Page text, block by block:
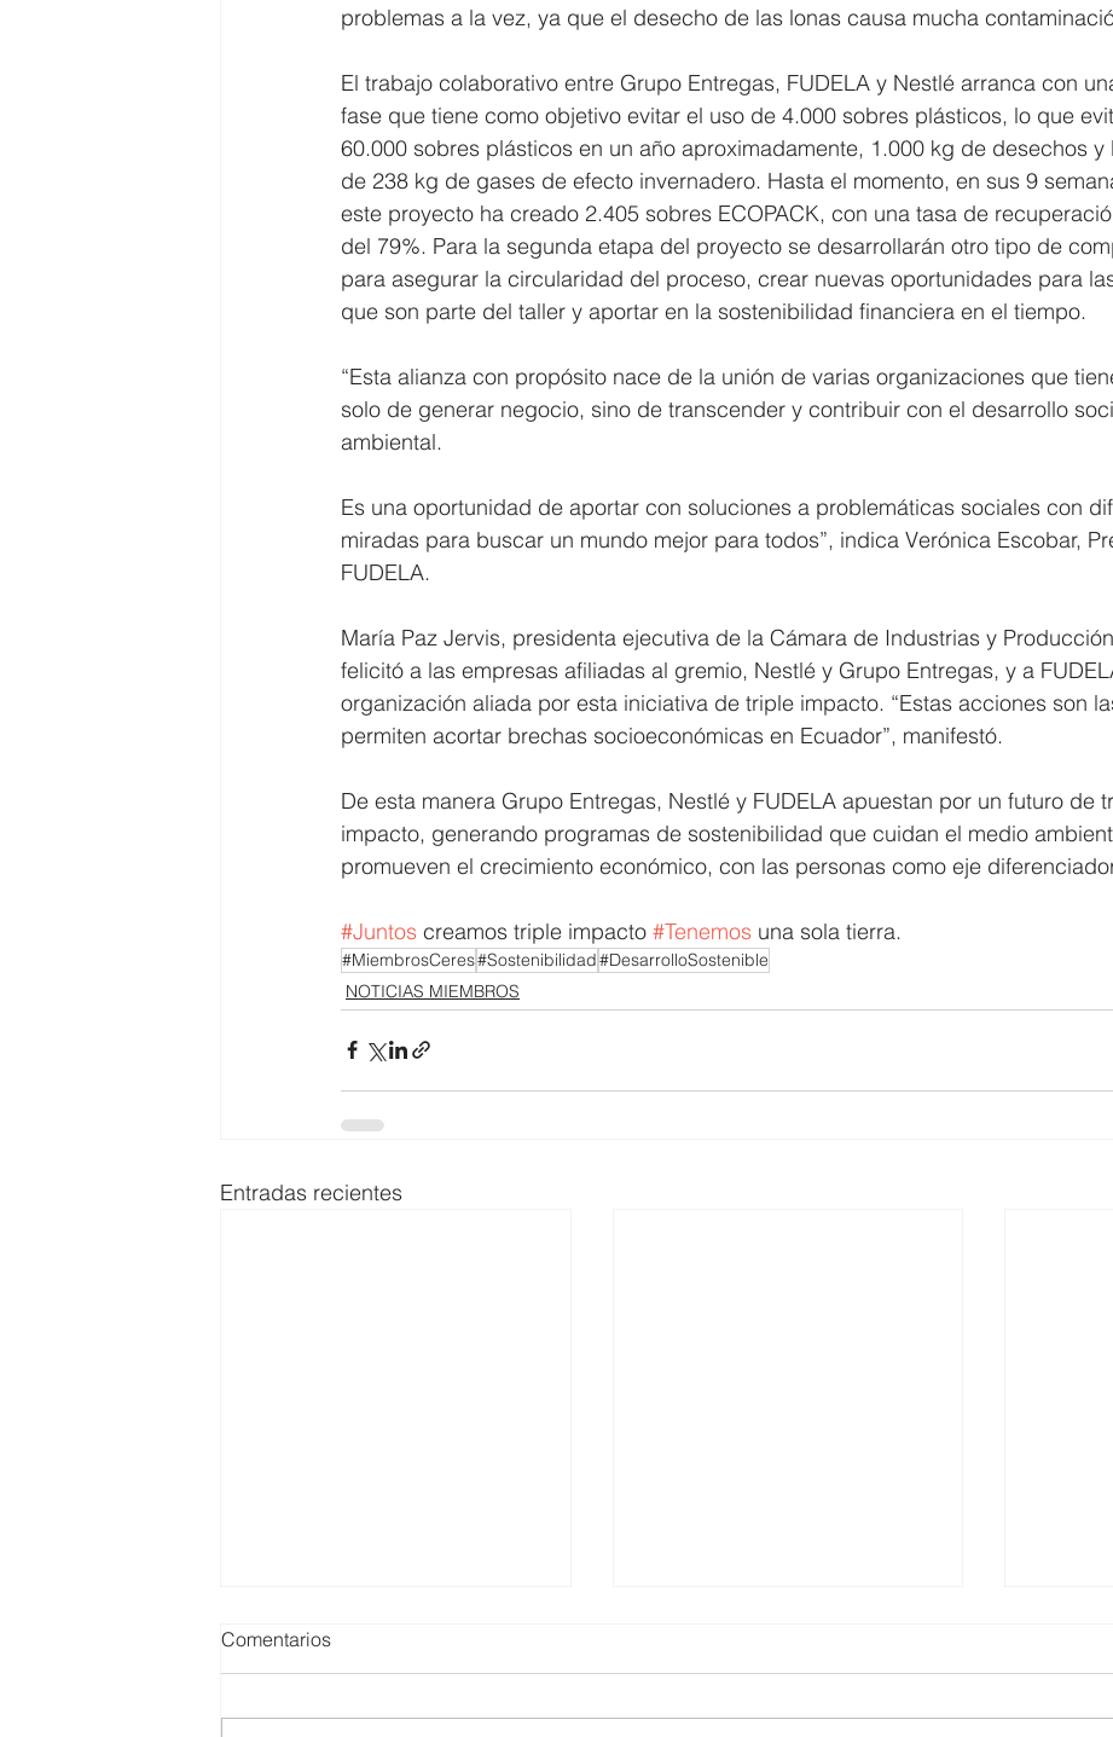
problemas a la vez, ya que el desecho de las lonas causa mucha
El trabajo colaborativo entre Grupo Entregas, FUDELA y Nestlé arranca con
fase que tiene como objetivo evitar el uso de 4.000 sobres plásticos, lo que
60.000 sobres plásticos en un año aproximadamente, 1.000 kg de desechos y
de 238 kg de gases de efecto invernadero. Hasta el momento, en sus 9
este proyecto ha creado 2.405 sobres ECOPACK, con una tasa de
del 79%. Para la segunda etapa del proyecto se desarrollarán otro tipo de
para asegurar la circularidad del proceso, crear nuevas oportunidades para
que son parte del taller y aportar en la sostenibilidad financiera en el tiempo.
“Esta alianza con propósito nace de la unión de varias organizaciones que
solo de generar negocio, sino de transcender y contribuir con el desarrollo
ambiental.
Es una oportunidad de aportar con soluciones a problemáticas sociales con
miradas para buscar un mundo mejor para todos”, indica Verónica Escobar,
FUDELA.
María Paz Jervis, presidenta ejecutiva de la Cámara de Industrias y
felicitó a las empresas afiliadas al gremio, Nestlé y Grupo Entregas, y a
organización aliada por esta iniciativa de triple impacto. “Estas acciones son
permiten acortar brechas socioeconómicas en Ecuador”, manifestó.
De esta manera Grupo Entregas, Nestlé y FUDELA apuestan por un futuro de
impacto, generando programas de sostenibilidad que cuidan el medio
promueven el crecimiento económico, con las personas como eje
#Juntos creamos triple impacto #Tenemos una sola tierra.
#MiembrosCeres#Sostenibilidad#DesarrolloSostenible
NOTICIAS MIEMBROS
Entradas recientes
Comentarios